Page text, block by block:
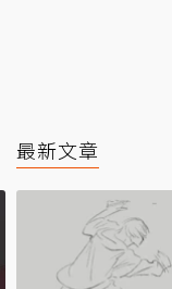
最新文章